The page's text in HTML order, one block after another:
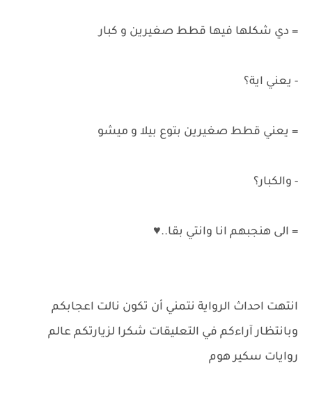
= دي شكلها فيها قطط صغيرين و كبار
- يعني اية؟
= يعني قطط صغيرين بتوع بيلا و ميشو
- والكبار؟
= الى هنجبهم انا وانتي بقا..♥️
انتهت احداث الرواية نتمني أن تكون نالت اعجابكم
وبانتظار آراءكم في التعليقات شكرا لزيارتكم عالم
روايات سكير هوم